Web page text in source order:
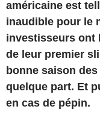
américaine est
inaudible pour le
investisseurs ont
de leur premier
bonne saison
quelque part. Et
en cas de pépin.